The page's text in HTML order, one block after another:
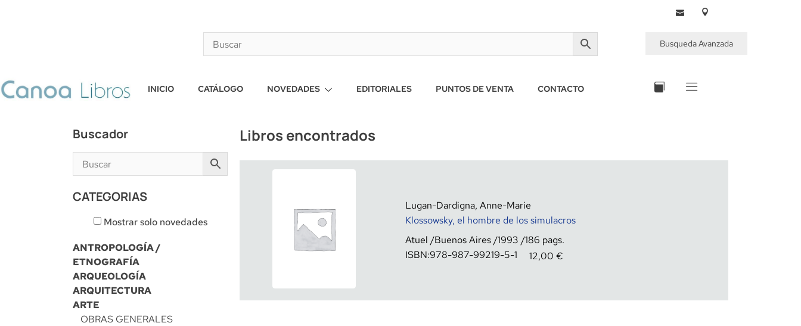
Busqueda Avanzada
INICIO CATÁLOGO NOVEDADES EDITORIALES PUNTOS DE VENTA CONTACTO
Buscador
CATEGORIAS
Mostrar solo novedades
ANTROPOLOGÍA /
ETNOGRAFÍA
ARQUEOLOGÍA
ARQUITECTURA
ARTE
OBRAS GENERALES
Libros encontrados
Lugan-Dardigna, Anne-Marie
Klossowsky, el hombre de los simulacros
Atuel
Buenos Aires 1993 186
ISBN:978-987-99219-5-1 12,00 €